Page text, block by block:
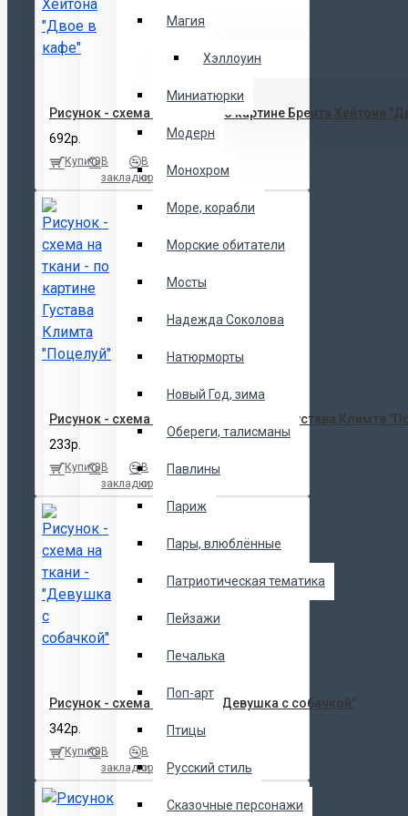
Магия
Хэллоуин
Миниатюрки
Модерн
Монохром
Море, корабли
Морские обитатели
Мосты
Надежда Соколова
Натюрморты
Новый Год, зима
Обереги, талисманы
Павлины
Париж
Пары, влюблённые
Патриотическая тематика
Пейзажи
Печалька
Поп-арт
Птицы
Русский стиль
Сказочные персонажи
Рисунок - схема на ткани - по картине Брента Хейтона
692р.
Купить В
закладки
В
сравнение
Рисунок - схема на ткани - по картине Густава Климта
233р.
Купить В
закладки
В
сравнение
Рисунок - схема на ткани - "Девушка с собачкой"
342р.
Купить В
закладки
В
сравнение